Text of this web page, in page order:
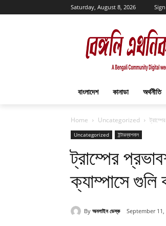
Saturday, August 8, 2026
বাংলাদেশ কানাডা অর্থনীতি
Home Uncategorized
Uncategorized ইন্টারন্যাশনাল
ট্রাম্পের
ক্যাম্পাসে গুলি
By অনলাইন ডেস্ক September 11,